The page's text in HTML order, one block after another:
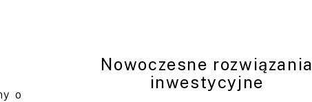
o
Nowoczesne rozwiązania
inwestycyjne